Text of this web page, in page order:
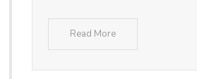
Read More